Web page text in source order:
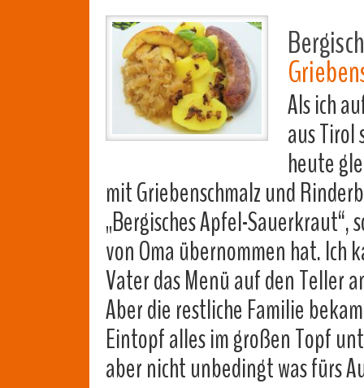
Als ich
aus Tirol
heute
mit Griebenschmalz und
„Bergisches Apfel-Sauerkraut“,
von Oma übernommen hat. Ich
Vater das Menü auf den Teller
Aber die restliche Familie
Eintopf alles im großen Topf
aber nicht unbedingt was fürs